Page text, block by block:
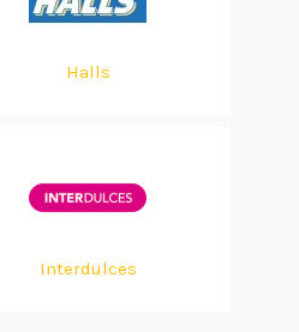
Halls
Interdulces